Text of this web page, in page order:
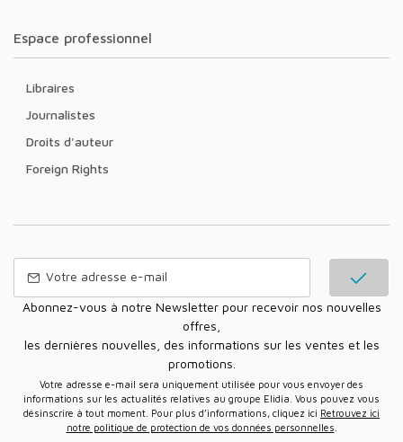
Espace professionnel
Libraires
Journalistes
Droits d'auteur
Foreign Rights
Abonnez-vous à notre Newsletter pour recevoir nos nouvelles
offres,
les dernières nouvelles, des informations sur les ventes et les
promotions.
Votre adresse e-mail sera uniquement utilisée pour vous envoyer des
informations sur les actualités relatives au groupe Elidia. Vous pouvez vous
désinscrire à tout moment. Pour plus d’informations, cliquez ici Retrouvez ici
notre politique de protection de vos données personnelles